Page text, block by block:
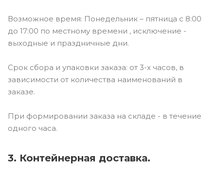
Возможное время: Понедельник – пятница с 8:00
до 17:00 по местному времени , исключение -
выходные и праздничные дни.
Срок сбора и упаковки заказа: от 3-х часов, в
зависимости от количества наименований в
заказе.
При формировании заказа на складе - в течение
одного часа.
3. Контейнерная доставка.